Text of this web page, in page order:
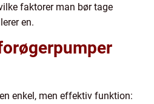
faktorer man bør tage
en.
enkel, men effektiv funktion: